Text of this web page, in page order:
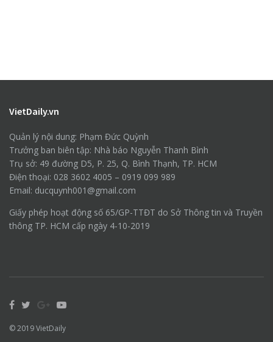
VietDaily.vn
Quản lý nội dung: Phạm Đức Quỳnh
Trưởng ban biên tập: Nhà báo Nguyễn Thanh Bình
Trụ sở: 49 đường D5, P. 25, Q. Bình Thạnh, TP. HCM
Điện thoại: 028 3602 4005 – 0919 099 989
Email: ducquynh001@gmail.com
Giấy phép hoạt động số 65/GP-TTĐT do Sở Thông tin và Truyền
thông TP. HCM cấp ngày 4-10-2019
© 2019VietDaily